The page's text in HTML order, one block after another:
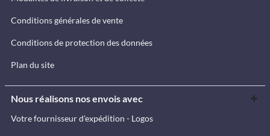
Conditions générales de vente
Conditions de protection des données
Plan du site
Nous réalisons nos envois avec
Votre fournisseur d'expédition - Logos